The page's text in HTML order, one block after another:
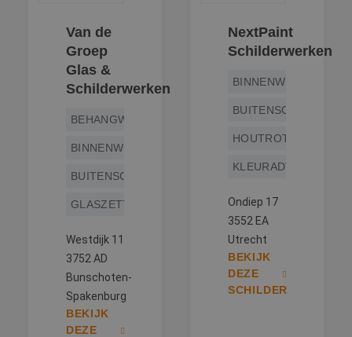
Van de
Groep
Glas &
Schilderwerken
BEHANGWERK
BINNENWERK
BUITENSCHILDERWERK
GLASZETTEN
Westdijk 11
3752 AD
Bunschoten-
Spakenburg
BEKIJK
DEZE
NextPaint
Schilderwerken
BINNENWERK
HOUTROTREPARATIE
KLEURADVIES
Ondiep 17
3552 EA
Utrecht
BEKIJK
DEZE
SCHILDER